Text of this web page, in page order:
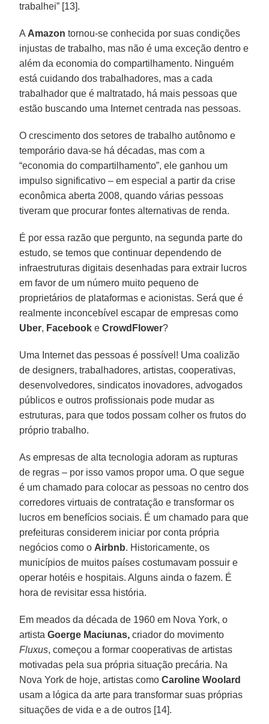
trabalhei” [13].
A Amazon tornou-se conhecida por suas condições
injustas de trabalho, mas não é uma exceção dentro e
além da economia do compartilhamento. Ninguém
está cuidando dos trabalhadores, mas a cada
trabalhador que é maltratado, há mais pessoas que
estão buscando uma Internet centrada nas pessoas.
O crescimento dos setores de trabalho autônomo e
temporário dava-se há décadas, mas com a
“economia do compartilhamento”, ele ganhou um
impulso significativo – em especial a partir da crise
econômica aberta 2008, quando várias pessoas
tiveram que procurar fontes alternativas de renda.
É por essa razão que pergunto, na segunda parte do
estudo, se temos que continuar dependendo de
infraestruturas digitais desenhadas para extrair lucros
em favor de um número muito pequeno de
proprietários de plataformas e acionistas. Será que é
realmente inconcebível escapar de empresas como
Uber, Facebook eCrowdFlower?
Uma Internet das pessoas é possível! Uma coalizão
de designers, trabalhadores, artistas, cooperativas,
desenvolvedores, sindicatos inovadores, advogados
públicos e outros profissionais pode mudar as
estruturas, para que todos possam colher os frutos do
próprio trabalho.
As empresas de alta tecnologia adoram as rupturas
de regras – por isso vamos propor uma. O que segue
é um chamado para colocar as pessoas no centro dos
corredores virtuais de contratação e transformar os
lucros em benefícios sociais. É um chamado para que
prefeituras considerem iniciar por conta própria
negócios como o Airbnb. Historicamente, os
municípios de muitos países costumavam possuir e
operar hotéis e hospitais. Alguns ainda o fazem. É
hora de revisitar essa história.
Em meados da década de 1960 em Nova York, o
artistaGoerge Maciunas, criador do movimento
Fluxus, começou a formar cooperativas de artistas
motivadas pela sua própria situação precária. Na
Nova York de hoje, artistas comoCaroline Woolard
usam a lógica da arte para transformar suas próprias
situações de vida e a de outros [14].